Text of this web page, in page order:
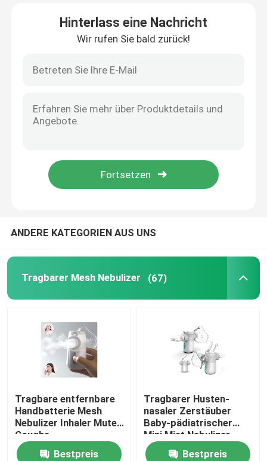
Fabrik-Ausflug
Qualitätskontrolle
Kontakt US
Asthma Mesh Nebulizer
medizinischer Mesh-Vernebler
Vibrierender Maschenzerstäuber
Tragbarer Inhalatorzerstäuber
Erwachsene Zerstäuber-Maschine
Hinterlass eine Nachricht
Wir rufen Sie bald zurück!
ANDERE KATEGORIEN AUS UNS
Tragbarer Mesh Nebulizer (67)
Tragbare entfernbare
Handbatterie Mesh
Nebulizer Inhaler Mute
Coughs
Bestpreis
Tragbarer Husten-
nasaler Zerstäuber
Baby-pädiatrischer
Mini Mist Nebulizer
Mute Inhalators
Bestpreis